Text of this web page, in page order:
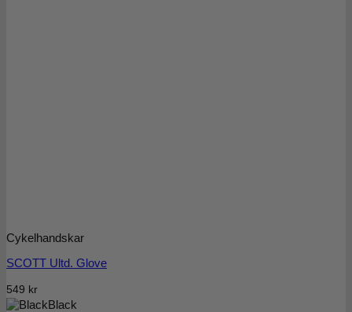
Black
Cykelhandskar
SCOTT Ultd. Glove
549 kr